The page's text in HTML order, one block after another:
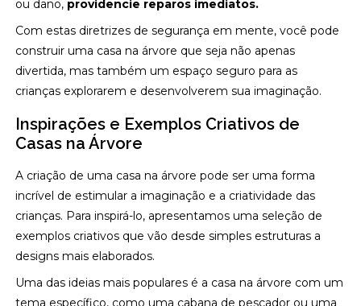
ou dano, providencie reparos imediatos.
Com estas diretrizes de segurança em mente, você pode
construir uma casa na árvore que seja não apenas
divertida, mas também um espaço seguro para as
crianças explorarem e desenvolverem sua imaginação.
Inspirações e Exemplos Criativos de
Casas na Árvore
A criação de uma casa na árvore pode ser uma forma
incrível de estimular a imaginação e a criatividade das
crianças. Para inspirá-lo, apresentamos uma seleção de
exemplos criativos que vão desde simples estruturas a
designs mais elaborados.
Uma das ideias mais populares é a casa na árvore com um
tema específico, como uma cabana de pescador ou uma